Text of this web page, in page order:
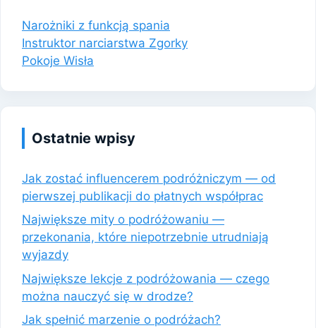
Narożniki z funkcją spania
Instruktor narciarstwa Zgorky
Pokoje Wisła
Ostatnie wpisy
Jak zostać influencerem podróżniczym — od
pierwszej publikacji do płatnych współprac
Największe mity o podróżowaniu —
przekonania, które niepotrzebnie utrudniają
wyjazdy
Największe lekcje z podróżowania — czego
można nauczyć się w drodze?
Jak spełnić marzenie o podróżach?